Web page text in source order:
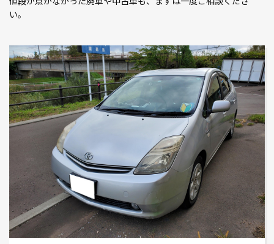
い。